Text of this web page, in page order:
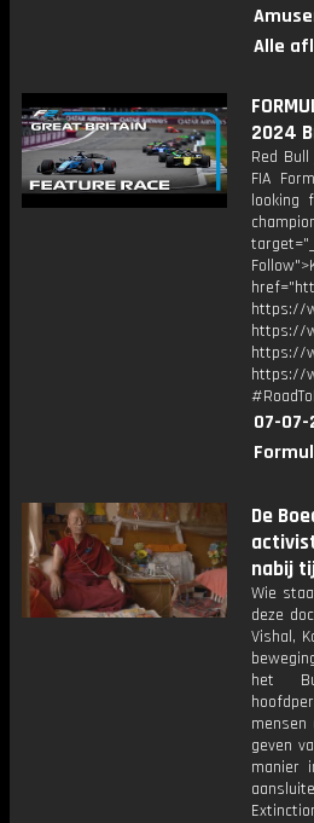
Alle
2024
Red
FIA
looking
https://
https://
https://
https://
07-07-
De
nabij
Wie
deze
Vishal,
het
geven
manier